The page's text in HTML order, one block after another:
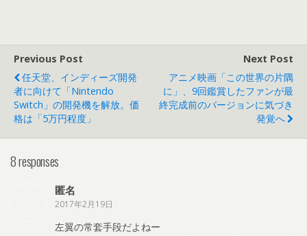
Previous Post
任天堂、インディーズ開発
者に向けて「Nintendo
Switch」の開発機を解放。価
格は「5万円程度」
Next Post
アニメ映画「この世界の片隅
に」、9回鑑賞したファンが最
終完成前のバージョンに気づき
発覚へ
8 responses
匿名
2017年2月19日
左翼の常套手段だよねー